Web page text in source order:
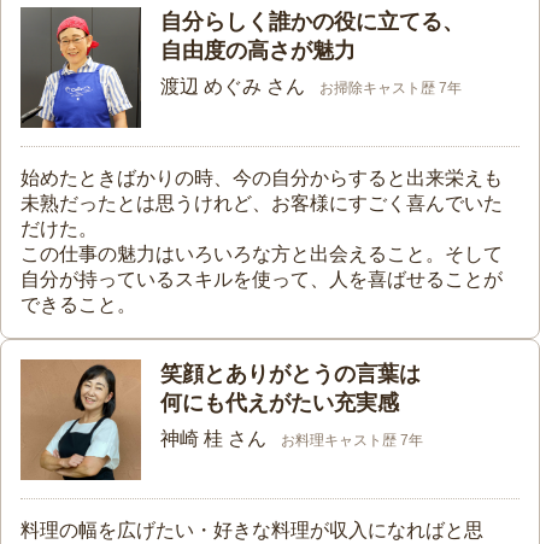
自分らしく誰かの役に立てる、
自由度の高さが魅力
渡辺 めぐみ さん お掃除キャスト歴 7年
始めたときばかりの時、今の自分からすると出来栄えも
未熟だったとは思うけれど、お客様にすごく喜んでいた
だけた。
この仕事の魅力はいろいろな方と出会えること。そして
自分が持っているスキルを使って、人を喜ばせることが
できること。
笑顔とありがとうの言葉は
何にも代えがたい充実感
神崎 桂 さん お料理キャスト歴 7年
料理の幅を広げたい・好きな料理が収入になればと思